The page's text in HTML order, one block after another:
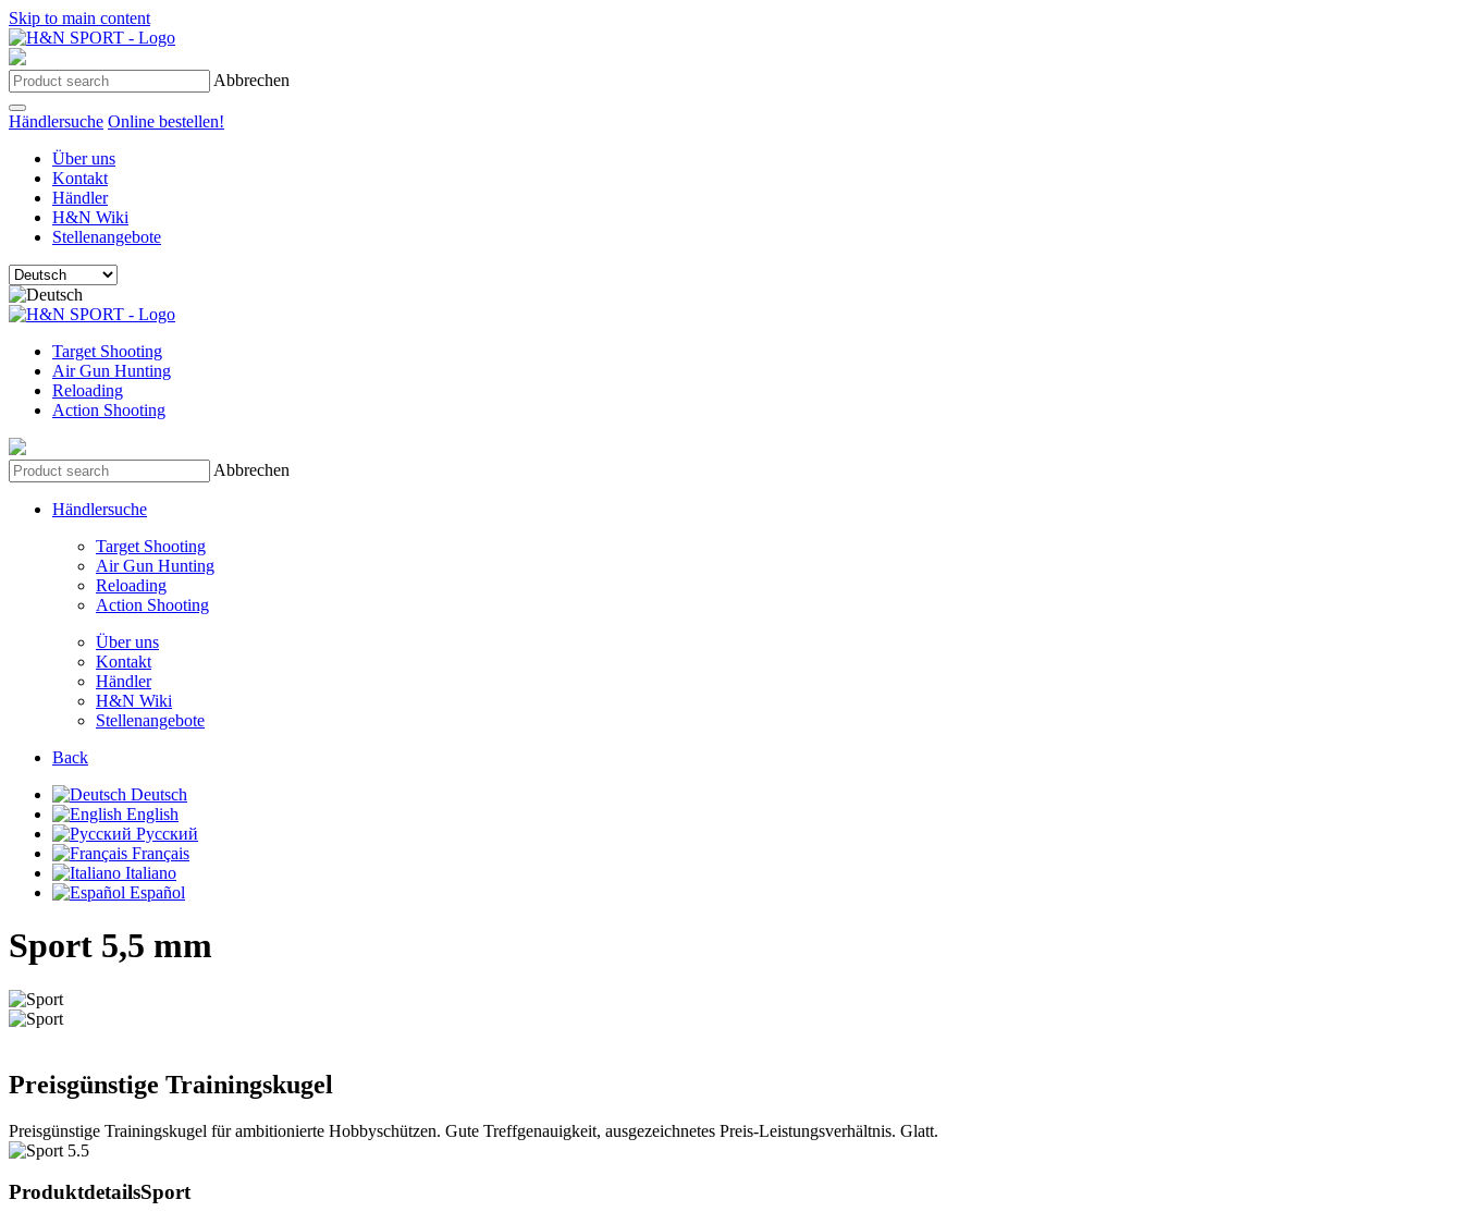
Skip to main content
Abbrechen
Händlersuche Online bestellen!
Über uns
Kontakt
Händler
H&N Wiki
Stellenangebote
Target Shooting
Air Gun Hunting
Reloading
Action Shooting
Abbrechen
Händlersuche
Target Shooting
Air Gun Hunting
Reloading
Action Shooting
Über uns
Kontakt
Händler
H&N Wiki
Stellenangebote
Back
Deutsch
English
Русский
Français
Italiano
Español
Sport 5,5 mm
Preisgünstige Trainingskugel
Preisgünstige Trainingskugel für ambitionierte Hobbyschützen. Gute Treffgenauigkeit, ausgezeichnetes Preis-Leistungsverhältnis. Glatt.
ProduktdetailsSport